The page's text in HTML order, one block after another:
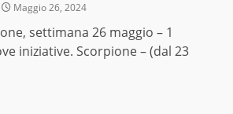
Maggio 26, 2024
settimana 26 maggio – 1
iniziative. Scorpione – (dal 23